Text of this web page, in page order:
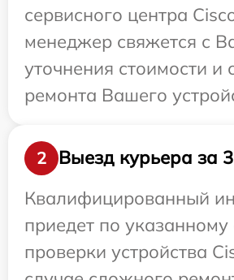
сервисного центра
менеджер свяжется с
уточнения стоимости и
ремонта Вашего
2
Выезд курьера за
Квалифицированный
приедет по указанному
проверки устройства